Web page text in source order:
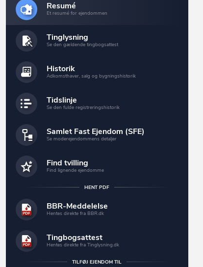
Resumé
Et resumé for ejendommen
Tinglysning
Se den gældende tingbogsattest
Historik
Adkomsthaver, salg og bygningshistorik
Tidslinje
Se den fulde registreringshistorik
Samlet Fast Ejendom (SFE)
Se moderejendommens detaljer
Find tvilling
Find lignende ejendomme
HENT PDF
BBR-Meddelelse
Hentes direkte fra BBR.dk
Tingbogsattest
Hentes direkte fra Tinglysning.dk
TILFØJ EJENDOM TIL